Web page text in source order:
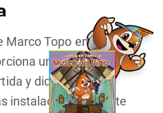
Marco Topo en el
una visita
y didáctica a las
instalaciones de este